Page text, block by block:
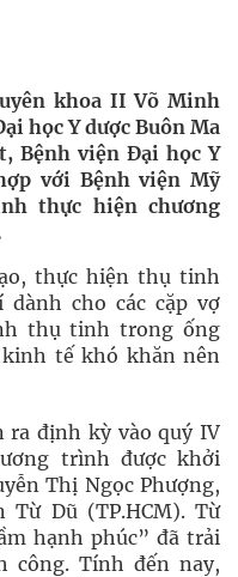
khoa II Võ Minh
học Y dược Buôn Ma
Bệnh viện Đại học Y
với Bệnh viện Mỹ
thực hiện chương
thực hiện thụ tinh
cho các cặp vợ
thụ tinh trong ống
tế khó khăn nên
ra định kỳ vào quý IV
trình được khởi
Thị Ngọc Phượng,
Từ Dũ (TP.HCM). Từ
hạnh phúc” đã trải
công. Tính đến nay,